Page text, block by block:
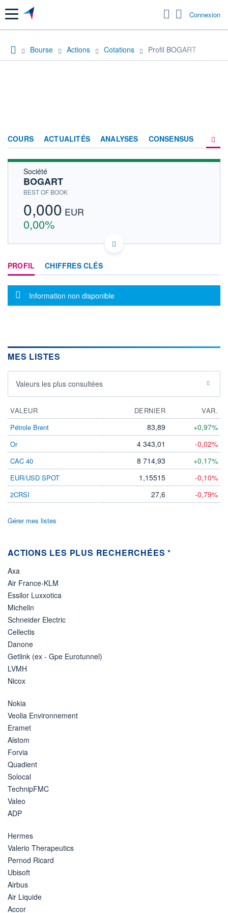
Menu Connexion
Bourse Actions Cotations Profil BOGART
COURS ACTUALITÉS ANALYSES CONSENSUS
Société
BOGART
BEST OF BOOK
0,000 EUR
0,00%
FR0012872141 FR0012872141
Politique d'exécution
Cotation sur les autres places
OUVERTURE
0,000 0,000
0 0,00%
VALORISATION
BAISSE
RENDEMENT
ESTIMÉ 2026
-
PER ESTIMÉ
-
0,00 EUR
DERNIER
DIVIDENDE
DIVIDENDE
-
ÉLIGIBILITÉ
Boursobank
PROFIL CHIFFRES CLÉS
Message d'information
Information non disponible
MES LISTES
Valeurs les plus consultées
VALEUR DERNIER
VAR.
Pétrole Brent
83,89 +0,97%
Or 4 343,01 -0,02%
CAC 40 8 714,93 +0,17%
EUR/USD SPOT 1,15515 -0,10%
2CRSI 27,6 -0,79%
Gérer mes listes
ACTIONS LES PLUS RECHERCHÉES *
Axa
Air France-KLM
Essilor Luxxotica
Michelin
Schneider Electric
Cellectis
Danone
Getlink (ex - Gpe Eurotunnel)
LVMH
Nicox
Nokia
Veolia Environnement
Eramet
Alstom
Forvia
Quadient
Solocal
TechnipFMC
Valeo
ADP
Hermes
Valerio Therapeutics
Pernod Ricard
Ubisoft
Airbus
Air Liquide
Accor